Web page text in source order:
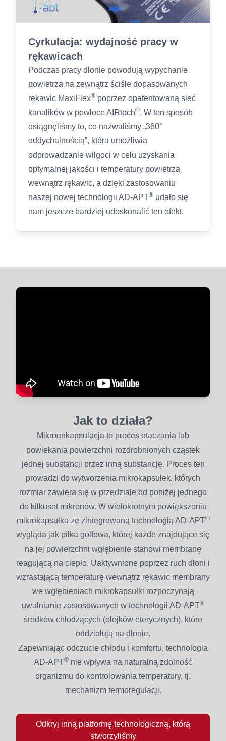
Cyrkulacja: wydajność pracy w
rękawicach
Podczas pracy dłonie powodują wypychanie
powietrza na zewnątrz ściśle dopasowanych
rękawic MaxiFlex® poprzez opatentowaną sieć
kanalików w powłoce AIRtech®. W ten sposób
osiągnęliśmy to, co nazwaliśmy „360°
oddychalnością”, która umożliwia
odprowadzanie wilgoci w celu uzyskania
optymalnej jakości i temperatury powietrza
wewnątrz rękawic, a dzięki zastosowaniu
naszej nowej technologii AD-APT® udało się
nam jeszcze bardziej udoskonalić ten efekt.
Jak to działa?
Mikroenkapsulacja to proces otaczania lub
powlekania powierzchni rozdrobnionych cząstek
jednej substancji przez inną substancję. Proces ten
prowadzi do wytworzenia mikrokapsułek, których
rozmiar zawiera się w przedziale od poniżej jednego
do kilkuset mikronów. W wielokrotnym powiększeniu
mikrokapsułka ze zintegrowaną technologią AD-APT®
wygląda jak piłka golfowa, której każde znajdujące się
na jej powierzchni wgłębienie stanowi membranę
reagującą na ciepło. Uaktywnione poprzez ruch dłoni i
wzrastającą temperaturę wewnątrz rękawic membrany
we wgłębieniach mikrokapsułki rozpoczynają
uwalnianie zastosowanych w technologii AD-APT®
środków chłodzących (olejków eterycznych), które
oddziałują na dłonie.
Zapewniając odczucie chłodu i komfortu, technologia
AD-APT® nie wpływa na naturalną zdolność
organizmu do kontrolowania temperatury, tj.
mechanizm termoregulacji.
Odkryj inną platformę technologiczną, którą
stworzyliśmy